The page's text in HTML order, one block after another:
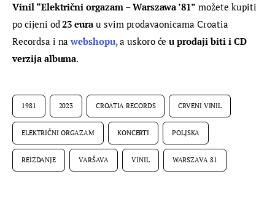
Vinil “Električni orgazam – Warszawa ’81” možete kupiti
po cijeni od 23 eura u svim prodavaonicama Croatia
Recordsa i na webshopu, a uskoro će u prodaji biti i CD
verzija albuma.
1981 2023 CROATIA RECORDS CRVENI VINIL
ELEKTRIČNI ORGAZAM KONCERTI POLJSKA
REIZDANJE VARŠAVA VINIL WARSZAVA 81